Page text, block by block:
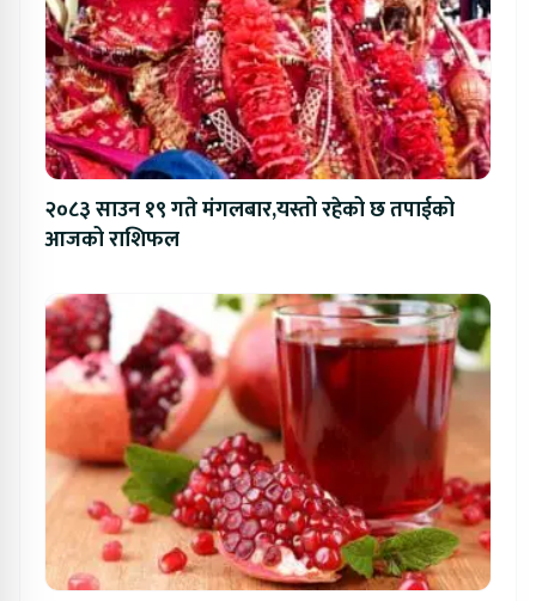
२०८३ साउन १९ गते मंगलबार,यस्तो रहेको छ तपाईको
आजको राशिफल